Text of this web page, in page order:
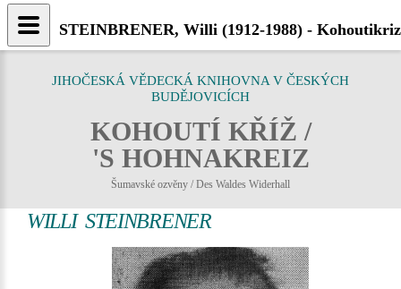
JIHOČESKÁ VĚDECKÁ KNIHOVNA V ČESKÝCH
BUDĚJOVICÍCH
KOHOUTÍ KŘÍŽ /
'S HOHNAKREIZ
Šumavské ozvěny / Des Waldes Widerhall
WILLI STEINBRENER
STEINBRENER, Willi (1912-1988) -